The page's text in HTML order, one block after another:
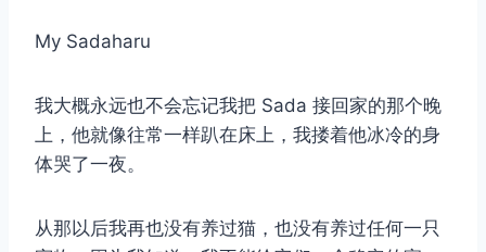
My Sadaharu
我大概永远也不会忘记我把 Sada 接回家的那个晚
上，他就像往常一样趴在床上，我搂着他冰冷的身
体哭了一夜。
从那以后我再也没有养过猫，也没有养过任何一只